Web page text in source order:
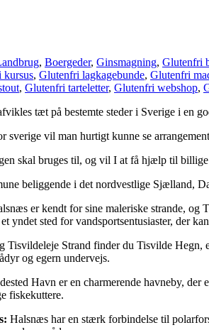
, Boergeder, Ginsmagning, Glutenfri
kursus, Glutenfri lagkagebunde, Glutenfri
, Glutenfri tarteletter, Glutenfri webshop,
tæt på bestemte steder i Sverige i en
sverige vil man hurtigt kunne se
skal bruges til, og vil I at få hjælp til billige
beliggende i det nordvestlige Sjælland,
er kendt for sine maleriske strande, og
yndet sted for vandsportsentusiaster, der
Tisvildeleje Strand finder du Tisvilde Hegn,
og egern undervejs.
Havn er en charmerende havneby,
fiskekuttere.
Halsnæs har en stærk forbindelse til